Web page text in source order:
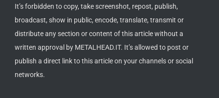
It’s forbidden to copy, take screenshot, repost, publish,
broadcast, show in public, encode, translate, transmit or
distribute any section or content of this article without a
written approval by METALHEAD.IT. It’s allowed to post or
publish a direct link to this article on your channels or social
networks.